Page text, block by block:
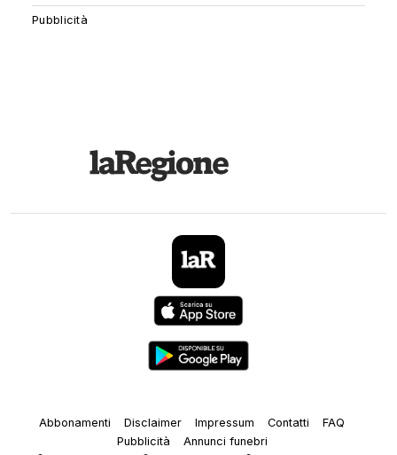
Abbonamenti Disclaimer Impressum Contatti
FAQ
Pubblicità
Annunci funebri